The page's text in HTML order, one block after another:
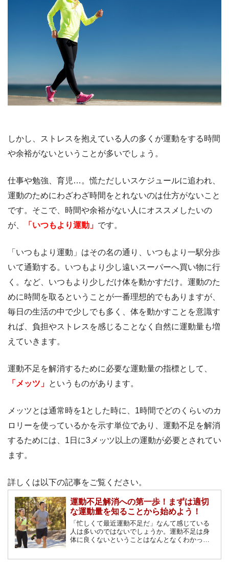
しかし、ストレスを抱えている人の多くが運動をする時間
や余裕がないということが多いでしょう。
仕事や勉強、育児…。慌ただしいスケジュールに追われ、
運動のためにわざわざ時間をとれないのは仕方がないこと
です。そこで、時間や余裕がない人にオススメしたいの
が、
「いつもより運動」 です。
「いつもより運動」はその名の通り、いつもより一駅分歩
いて通勤する。いつもより少し遠いスーパーへ買い物に行
く。など、いつもより少しだけ体を動かすだけ。運動のた
めに時間を取るということが一番理想的でもありますが、
毎日の生活の中で少しでも多く、体を動かすことを意識す
れば、負担やストレスを感じることなく自然に運動量も増
えていきます。
運動不足を解消するために必要な運動量の指標として、
「メッツ」 というものがあります。
メッツとは通常時を1とした時に、1時間でどのくらいのカ
ロリーを使っているかを示す単位であり、運動不足を解消
するためには、1日に3メッツ以上の運動が必要とされてい
ます。
詳しくは以下の記事をご覧ください。
運動不足解消への第一歩！まずは適切
な運動量を知ることから始めよう！
「忙しくて最近運動不足だ」なんて感じている
人は多いのではないでしょうか。運動不足は身
体に良くないということはなんとなくわかって